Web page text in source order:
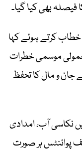
فیصلہ بھی کیا گیا۔
خطاب کرتے ہوئے کہا
موسمی خطرات
جان و مال کا تحفظ
نکاسی آب، امدادی
پوائنٹس ہر صورت